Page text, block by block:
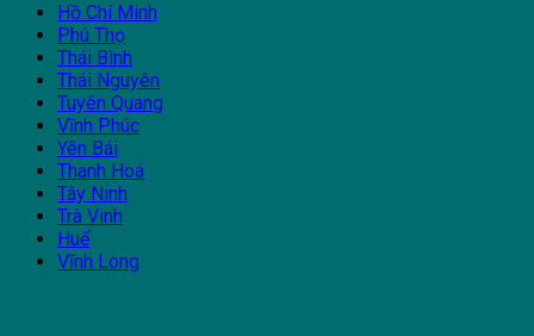
Hồ Chí Minh
Phú Thọ
Thái Bình
Thái Nguyên
Tuyên Quang
Vĩnh Phúc
Yên Bái
Thanh Hoá
Tây Ninh
Trà Vinh
Huế
Vĩnh Long